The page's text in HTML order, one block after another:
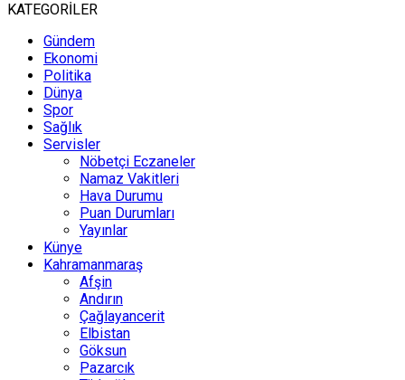
KATEGORİLER
Gündem
Ekonomi
Politika
Dünya
Spor
Sağlık
Servisler
Nöbetçi Eczaneler
Namaz Vakitleri
Hava Durumu
Puan Durumları
Yayınlar
Künye
Kahramanmaraş
Afşin
Andırın
Çağlayancerit
Elbistan
Göksun
Pazarcık